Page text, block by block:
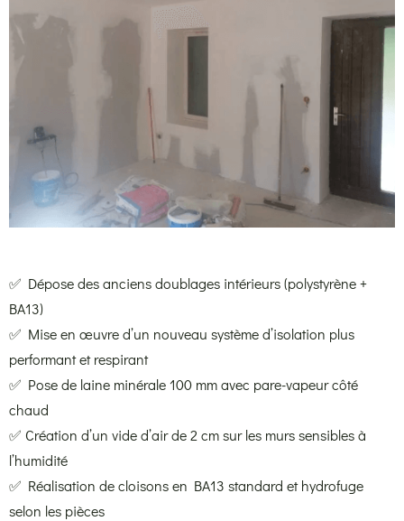
✅ Dépose des anciens doublages intérieurs (polystyrène +
BA13)
✅ Mise en œuvre d’un nouveau système d’isolation plus
performant et respirant
✅ Pose de laine minérale 100 mm avec pare-vapeur côté
chaud
✅ Création d’un vide d’air de 2 cm sur les murs sensibles à
l’humidité
✅ Réalisation de cloisons en BA13 standard et hydrofuge
selon les pièces